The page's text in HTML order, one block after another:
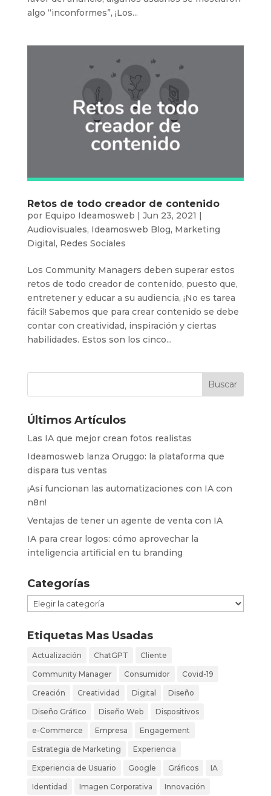
algo “inconformes”, ¡Los...
Retos de todo creador de contenido
por Equipo Ideamosweb | Jun 23, 2021 |
Audiovisuales, Ideamosweb Blog, Marketing
Digital, Redes Sociales
Los Community Managers deben superar estos
retos de todo creador de contenido, puesto que,
entretener y educar a su audiencia, ¡No es tarea
fácil! Sabemos que para crear contenido se debe
contar con creatividad, inspiración y ciertas
habilidades. Estos son los cinco...
Últimos Artículos
Las IA que mejor crean fotos realistas
Ideamosweb lanza Oruggo: la plataforma que
dispara tus ventas
¡Así funcionan las automatizaciones con IA con
n8n!
Ventajas de tener un agente de venta con IA
IA para crear logos: cómo aprovechar la
inteligencia artificial en tu branding
Categorías
Categorías
Etiquetas Mas Usadas
Actualización ChatGPT Cliente
Community Manager Consumidor Covid-19
Creación Creatividad Digital Diseño
Diseño Gráfico Diseño Web Dispositivos
e-Commerce Empresa Engagement
Estrategia de Marketing Experiencia
Experiencia de Usuario Google Gráficos IA
Identidad Imagen Corporativa Innovación